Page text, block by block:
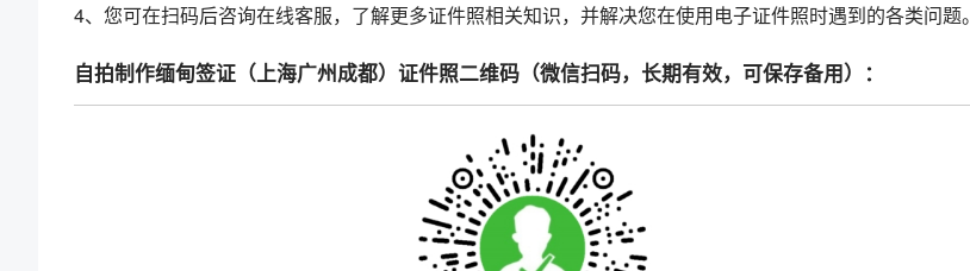
4、您可在扫码后咨询在线客服，了解更多证件照相关知识，并解决您在使用电子证件照时遇到的各类问题。
自拍制作缅甸签证（上海广州成都）证件照二维码（微信扫码，长期有效，可保存备用）：